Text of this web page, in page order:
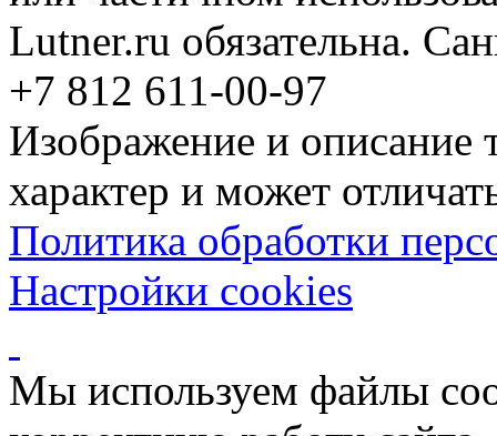
Lutner.ru обязательна.
+7 812 611-00-97
Изображение и описание
характер и может
Политика обработки
Настройки cookies
Мы используем файлы